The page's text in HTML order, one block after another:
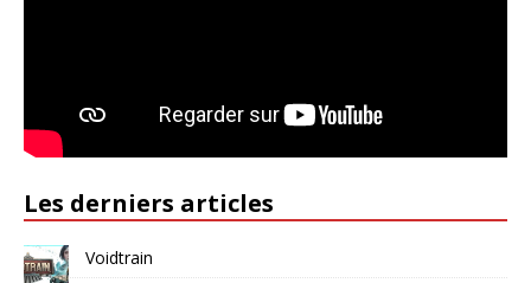
Les derniers articles
Voidtrain